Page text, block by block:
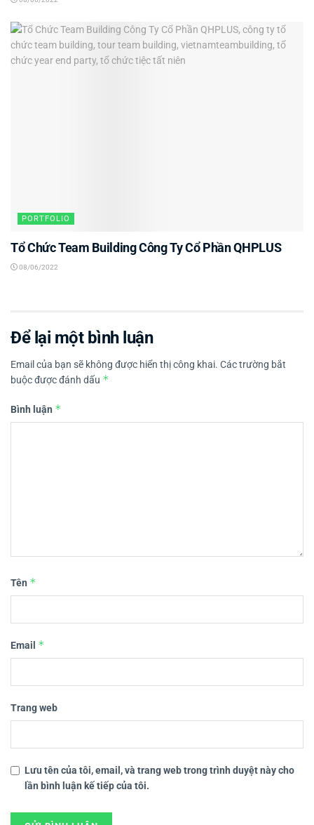
PORTFOLIO
Tổ Chức Team Building Công Ty Cổ Phần QHPLUS
08/06/2022
Để lại một bình luận
Email của bạn sẽ không được hiển thị công khai. Các trường bắt
buộc được đánh dấu *
Bình luận *
Tên *
Email *
Trang web
Lưu tên của tôi, email, và trang web trong trình duyệt này cho
lần bình luận kế tiếp của tôi.